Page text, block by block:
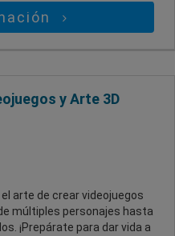
y Arte 3D
arte de crear videojuegos
múltiples personajes hasta
¡Prepárate para dar vida a